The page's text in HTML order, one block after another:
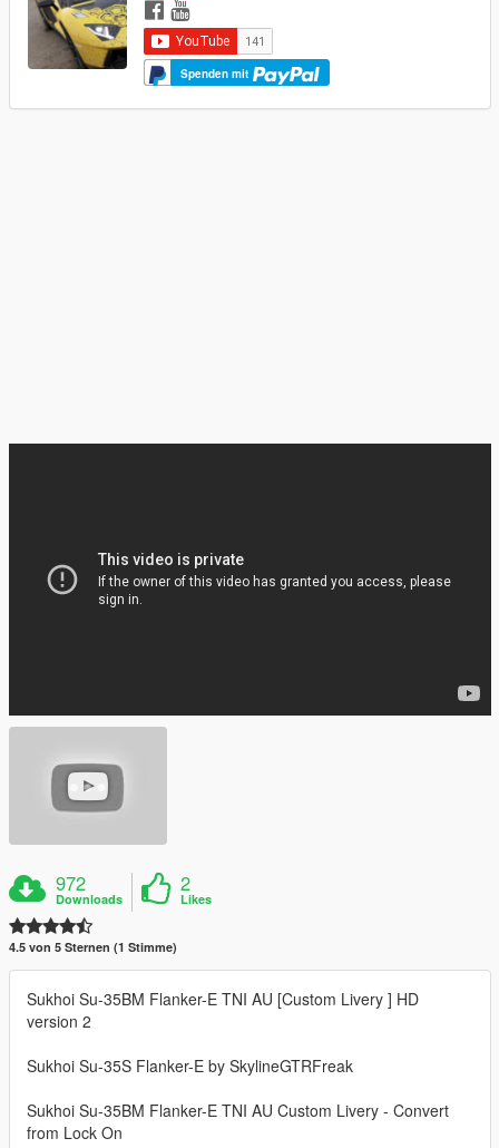
Spenden mit
972
Downloads
2
Likes
4.5 von 5 Sternen (1 Stimme)
Sukhoi Su-35BM Flanker-E TNI AU [Custom Livery ] HD
version 2
Sukhoi Su-35S Flanker-E by SkylineGTRFreak
Sukhoi Su-35BM Flanker-E TNI AU Custom Livery - Convert
from Lock On